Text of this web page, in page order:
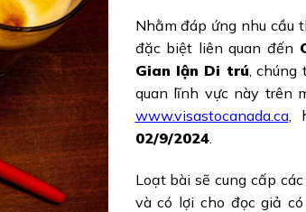
Nhằm đáp ứng nhu cầu
đặc biệt liên quan đến
Gian lận Di trú ,
quan lĩnh vực này trên
www.visastocanada.ca,
02/9/2024.
Loạt bài sẽ cung cấp
và có lợi cho đọc giả